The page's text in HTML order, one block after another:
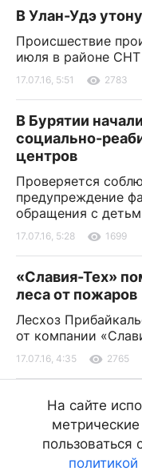
В Улан-Удэ
Происшествие
июля в районе СНТ
17.07.16, 5:51 2783
В Бурятии
социально-
центров
Проверяется
предупреждение
обращения с
17.07.16, 5:28 1699
«Славия-Тех»
леса от пожаров
Лесхоз
от компании
17.07.16, 4:35 2765
В Бурятии
при сплаве по
Спасательная
17.07.16, 3:30 1943
На сайте
пользоваться